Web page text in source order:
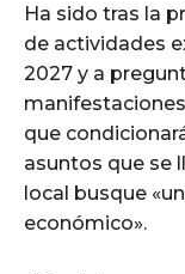
Ha sido tras la
de actividades
2027 y a
que
asuntos que se
local busque
económico».